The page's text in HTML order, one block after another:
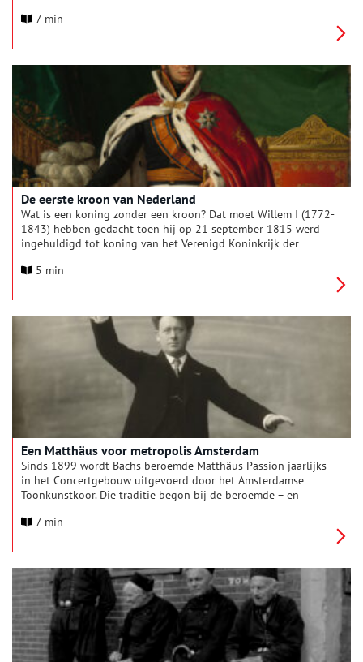
tegenwoordig op 1 juli, als in de grote steden massaal Keti
geldt niet langer als exclusief zwarte geschiedenis, maar als
een gedeeld verleden van ons allemaal. Toch ging aan dat
inzicht een lange weg vooraf.
7 min
De eerste kroon van Nederland
Wat is een koning zonder een kroon? Dat moet Willem I (1772-
1843) hebben gedacht toen hij op 21 september 1815 werd
ingehuldigd tot koning van het Verenigd Koninkrijk der
Napoleon – had geen kroon. Maar hoe zag de eerste kroon van
5 min
Een Matthäus voor metropolis Amsterdam
Sinds 1899 wordt Bachs beroemde Matthäus Passion jaarlijks
in het Concertgebouw uitgevoerd door het Amsterdamse
Toonkunstkoor. Die traditie begon bij de beroemde – en
7 min